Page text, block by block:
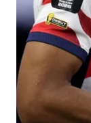
BOROBUDUR
WN
MADURA
SURABAYA